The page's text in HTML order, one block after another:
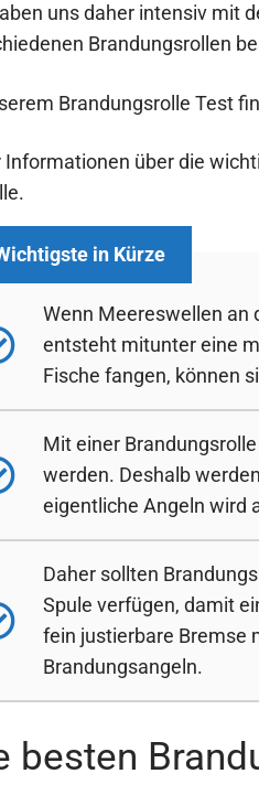
uns daher intensiv mit
Brandungsrollen
Brandungsrolle Test
Informationen über die
Wenn Meereswellen an
entsteht mitunter eine
Fische fangen, können
Mit einer
werden. Deshalb
eigentliche Angeln wird
Daher sollten
Spule verfügen, damit
fein justierbare Bremse
Brandungsangeln.
besten